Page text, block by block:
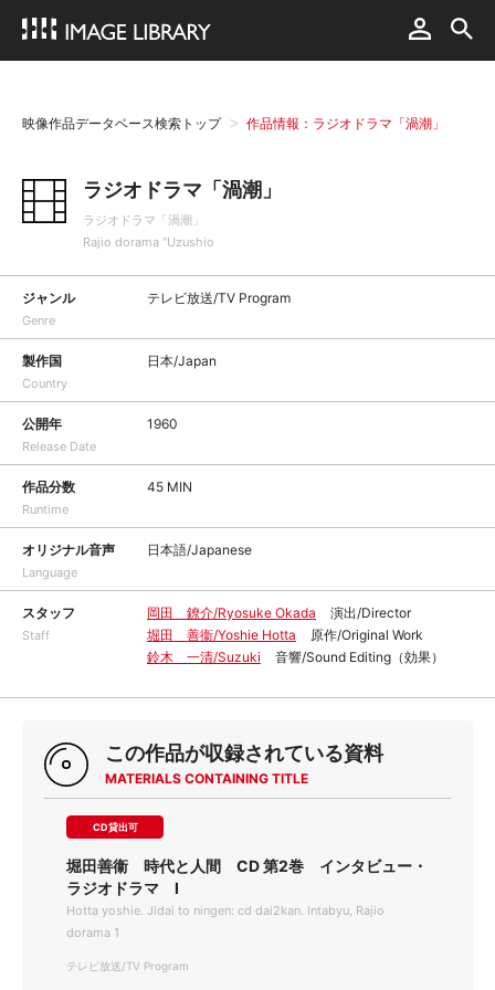
映像作品データベース検索トップ 作品情報：ラジオドラマ「渦潮」
ラジオドラマ「渦潮」
ラジオドラマ「渦潮」
Rajio dorama "Uzushio
ジャンル
Genre
テレビ放送/TV Program
製作国
Country
日本/Japan
公開年
Release Date
1960
作品分数
Runtime
45 MIN
オリジナル音声
Language
日本語/Japanese
スタッフ
Staff
岡田 鐐介/Ryosuke Okada
演出/Director
堀田 善衞/Yoshie Hotta
原作/Original Work
鈴木 一清/Suzuki
音響/Sound Editing（効果）
この作品が収録されている資料
MATERIALS CONTAINING TITLE
CD貸出可
堀田善衞 時代と人間 CD 第2巻 インタビュー・
ラジオドラマ I
Hotta yoshie. Jidai to ningen: cd dai2kan. Intabyu, Rajio
dorama 1
テレビ放送/TV Program